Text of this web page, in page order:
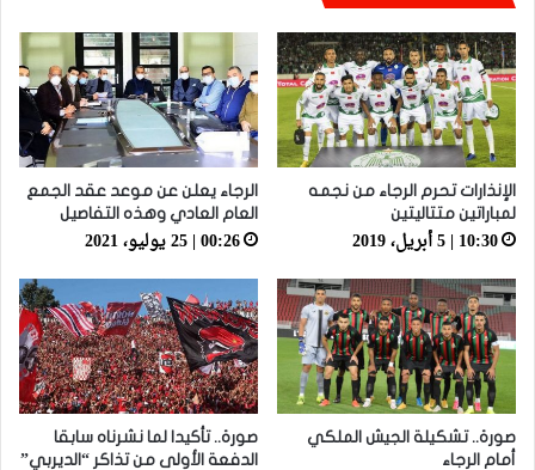
الإنذارات تحرم الرجاء من نجمه
لمباراتين متتاليتين
10:30 | 5 أبريل، 2019
الرجاء يعلن عن موعد عقد الجمع
العام العادي وهذه التفاصيل
00:26 | 25 يوليو، 2021
صورة.. تشكيلة الجيش الملكي
أمام الرجاء
صورة.. تأكيدا لما نشرناه سابقا
الدفعة الأولى من تذاكر “الديربي”